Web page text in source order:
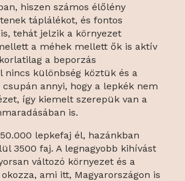
hiszen számos élőlény
táplálékot, és fontos
tehát jelzik a környezet
a méhek mellett ők is aktív
a beporzás
nincs különbség köztük és a
annyi, hogy a lepkék nem
így kiemelt szerepük van a
is.
lepkefaj él, hazánkban
3500 faj. A legnagyobb kihívást
változó környezet és a
ami itt, Magyarországon is